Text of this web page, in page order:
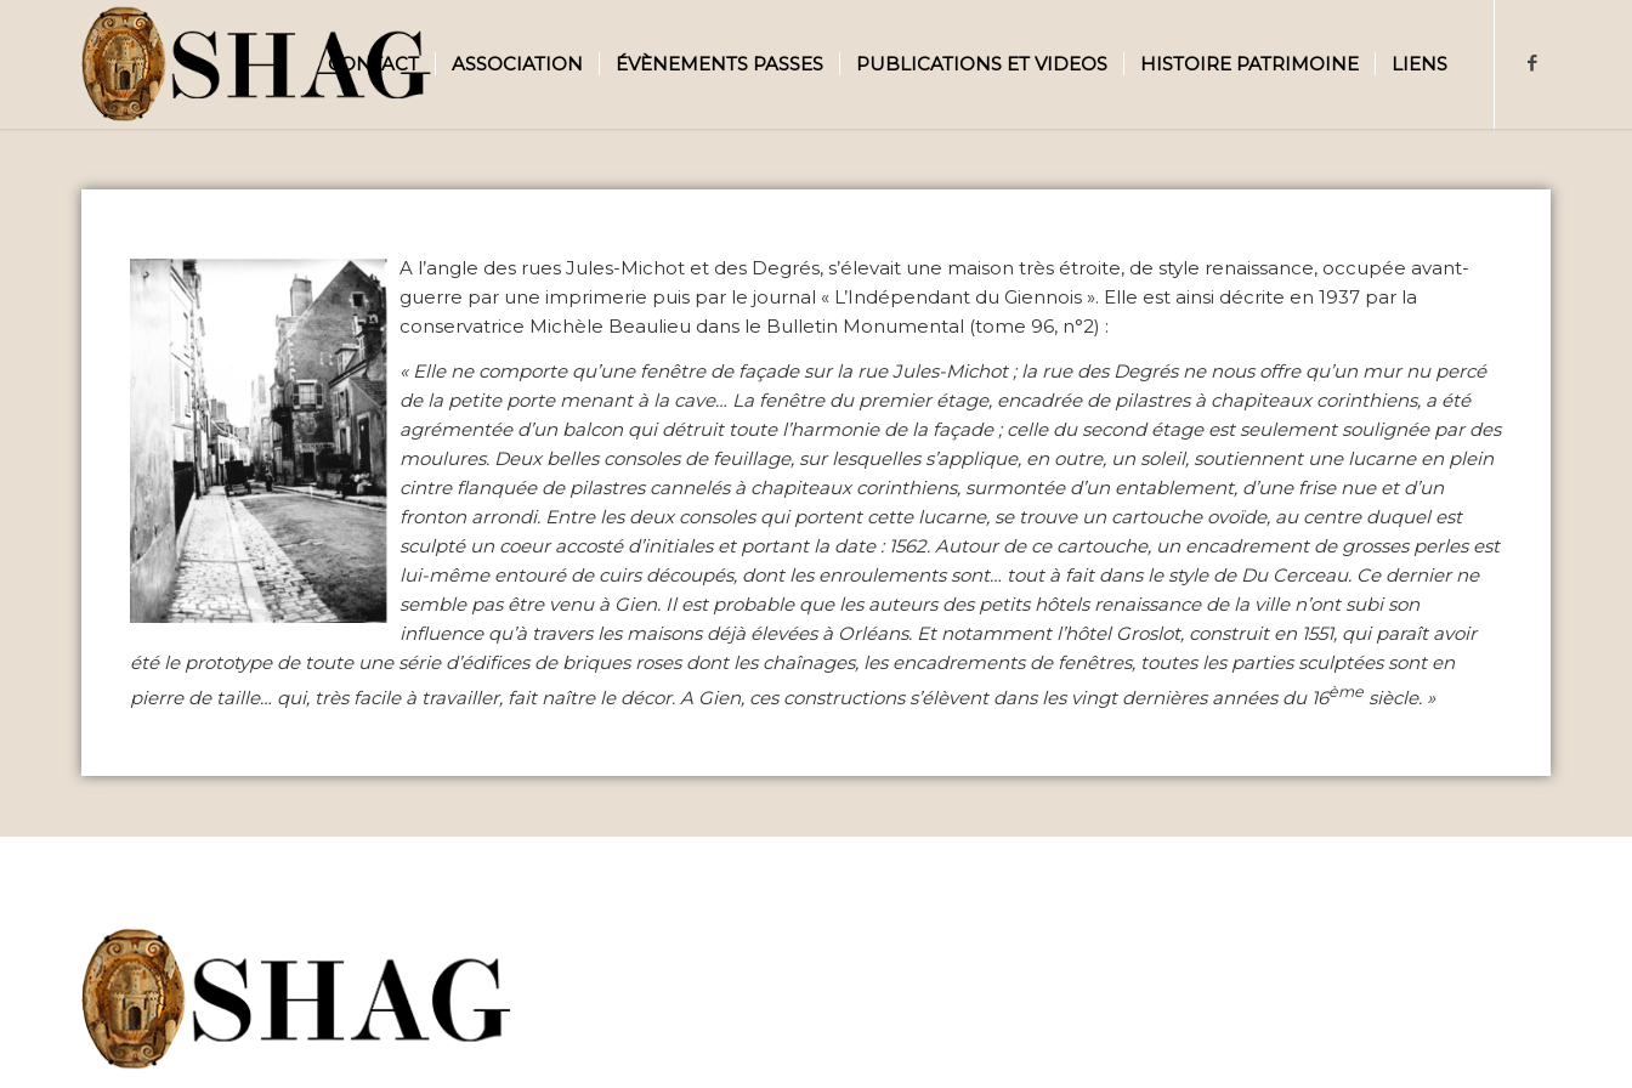
CONTACT ASSOCIATION ÉVÈNEMENTS PASSES PUBLICATIONS ET VIDEOS HISTOIRE PATRIMOINE LIENS
A l’angle des rues Jules-Michot et des Degrés, s’élevait une maison très étroite, de style renaissance, occupée avant-
guerre par une imprimerie puis par le journal « L’Indépendant du Giennois ». Elle est ainsi décrite en 1937 par la
conservatrice Michèle Beaulieu dans le Bulletin Monumental (tome 96, n°2) :
« Elle ne comporte qu’une fenêtre de façade sur la rue Jules-Michot ; la rue des Degrés ne nous offre qu’un mur nu percé
de la petite porte menant à la cave… La fenêtre du premier étage, encadrée de pilastres à chapiteaux corinthiens, a été
agrémentée d’un balcon qui détruit toute l’harmonie de la façade ; celle du second étage est seulement soulignée par des
moulures. Deux belles consoles de feuillage, sur lesquelles s’applique, en outre, un soleil, soutiennent une lucarne en plein
cintre flanquée de pilastres cannelés à chapiteaux corinthiens, surmontée d’un entablement, d’une frise nue et d’un
fronton arrondi. Entre les deux consoles qui portent cette lucarne, se trouve un cartouche ovoïde, au centre duquel est
sculpté un coeur accosté d’initiales et portant la date : 1562. Autour de ce cartouche, un encadrement de grosses perles est
lui-même entouré de cuirs découpés, dont les enroulements sont… tout à fait dans le style de Du Cerceau. Ce dernier ne
semble pas être venu à Gien. Il est probable que les auteurs des petits hôtels renaissance de la ville n’ont subi son
influence qu’à travers les maisons déjà élevées à Orléans. Et notamment l’hôtel Groslot, construit en 1551, qui paraît avoir
été le prototype de toute une série d’édifices de briques roses dont les chaînages, les encadrements de fenêtres, toutes les parties sculptées sont en
pierre de taille… qui, très facile à travailler, fait naître le décor. A Gien, ces constructions s’élèvent dans les vingt dernières années du 16ème siècle. »